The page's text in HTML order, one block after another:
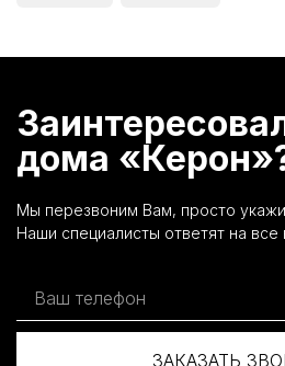
дома
Мы перезвоним Вам, просто
Наши специалисты ответят на все
ЗАКАЗАТЬ